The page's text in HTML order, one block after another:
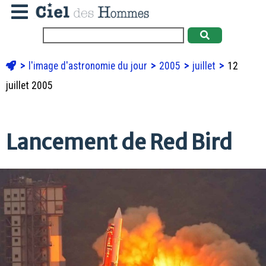
l'image d'astronomie du jour 2005 juillet
12
juillet 2005
Lancement de Red Bird